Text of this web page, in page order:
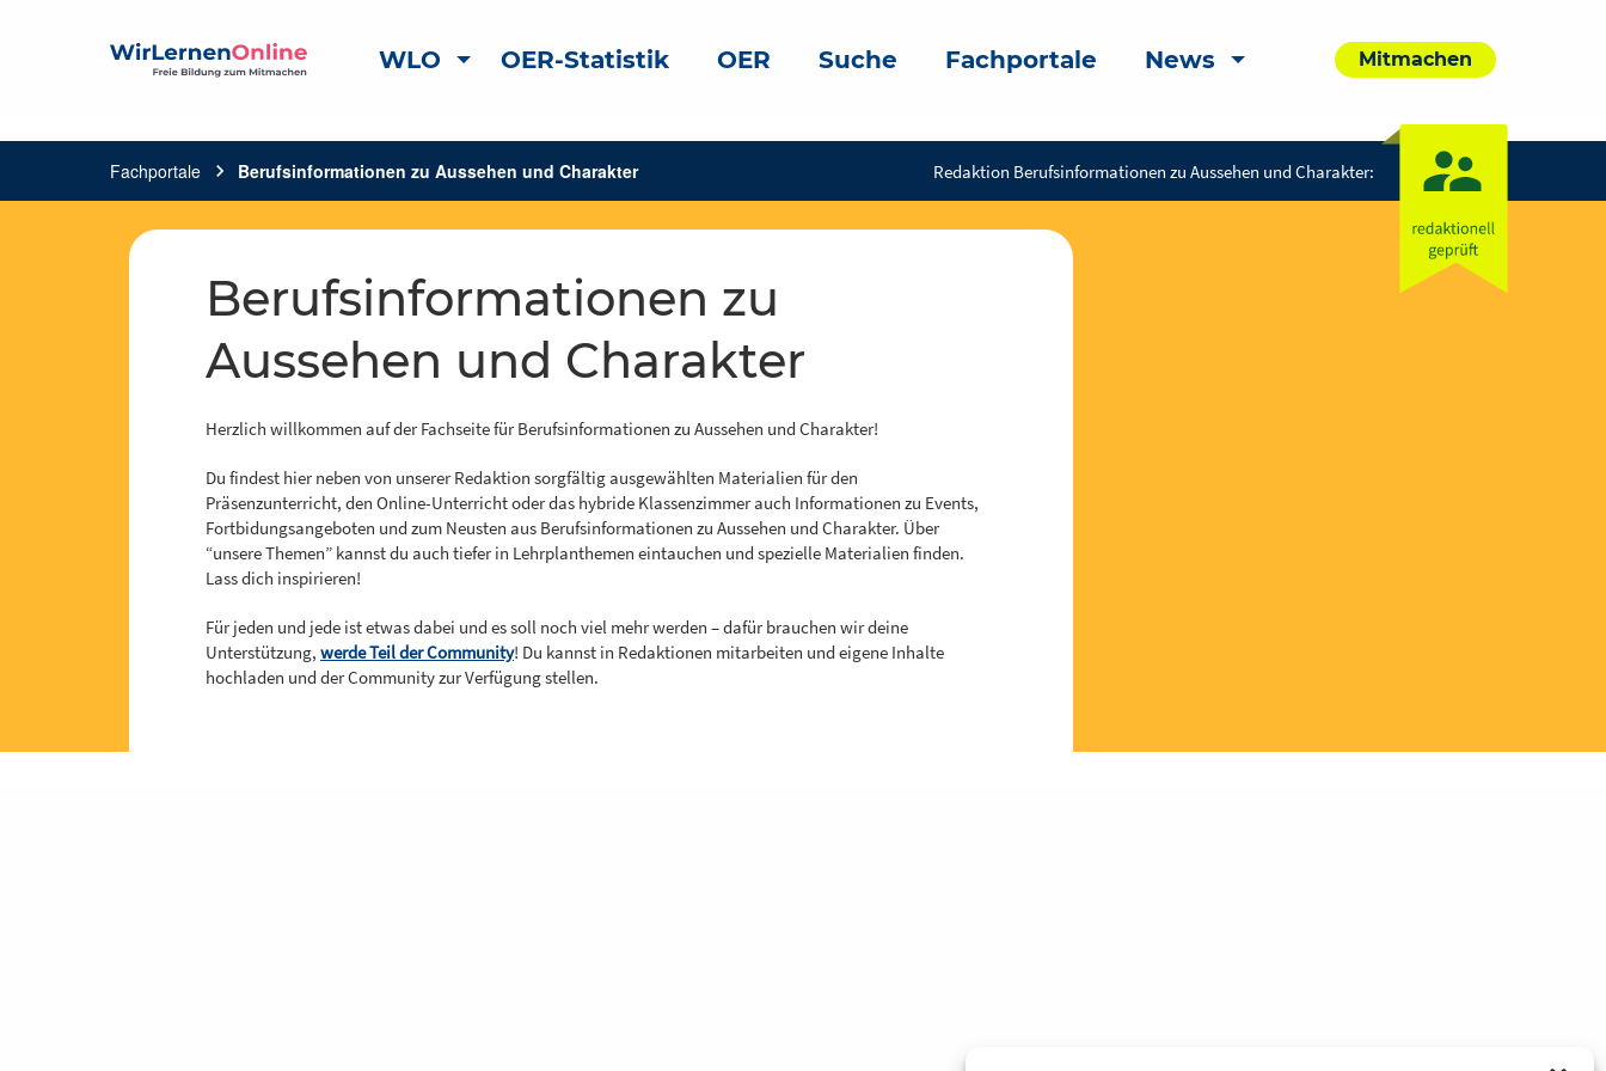
WLO OER-Statistik OER Suche Fachportale News Mitmachen
Fachportale chevron_right Berufsinformationen zu Aussehen und Charakter Redaktion Berufsinformationen zu Aussehen und Charakter:
Berufsinformationen zu
Aussehen und Charakter
Herzlich willkommen auf der Fachseite für Berufsinformationen zu Aussehen und Charakter!
Du findest hier neben von unserer Redaktion sorgfältig ausgewählten Materialien für den
Präsenzunterricht, den Online-Unterricht oder das hybride Klassenzimmer auch Informationen zu Events,
Fortbidungsangeboten und zum Neusten aus Berufsinformationen zu Aussehen und Charakter. Über
“unsere Themen” kannst du auch tiefer in Lehrplanthemen eintauchen und spezielle Materialien finden.
Lass dich inspirieren!
Für jeden und jede ist etwas dabei und es soll noch viel mehr werden – dafür brauchen wir deine
Unterstützung, werde Teil der Community! Du kannst in Redaktionen mitarbeiten und eigene Inhalte
hochladen und der Community zur Verfügung stellen.